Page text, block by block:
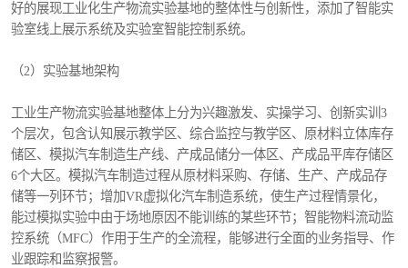
好的展现工业化生产物流实验基地的整体性与创新性，添加了智能实
验室线上展示系统及实验室智能控制系统。
（2）实验基地架构
工业生产物流实验基地整体上分为兴趣激发、实操学习、创新实训3
个层次，包含认知展示教学区、综合监控与教学区、原材料立体库存
储区、模拟汽车制造生产线、产成品储分一体区、产成品平库存储区
6个大区。模拟汽车制造过程从原材料采购、存储、生产、产成品存
储等一列环节；增加VR虚拟化汽车制造系统，使生产过程情景化，
能过模拟实验中由于场地原因不能训练的某些环节；智能物料流动监
控系统（MFC）作用于生产的全流程，能够进行全面的业务指导、作
业跟踪和监察报警。